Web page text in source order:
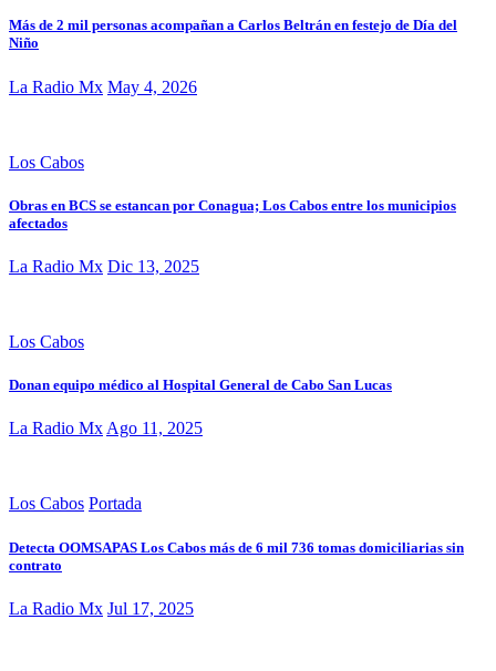
Más de 2 mil personas acompañan a Carlos Beltrán en festejo de Día del
Niño
La Radio Mx May 4, 2026
Los Cabos
Obras en BCS se estancan por Conagua; Los Cabos entre los municipios
afectados
La Radio Mx Dic 13, 2025
Los Cabos
Donan equipo médico al Hospital General de Cabo San Lucas
La Radio Mx Ago 11, 2025
Los Cabos Portada
Detecta OOMSAPAS Los Cabos más de 6 mil 736 tomas domiciliarias sin
contrato
La Radio Mx Jul 17, 2025